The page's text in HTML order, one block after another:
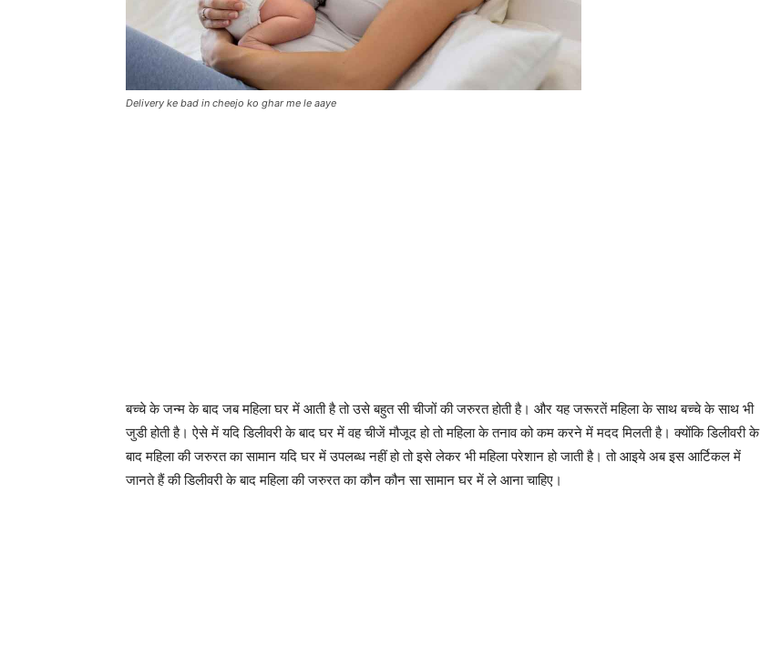
Delivery ke bad in cheejo ko ghar me le aaye
बच्चे के जन्म के बाद जब महिला घर में आती है तो उसे बहुत सी चीजों की जरुरत होती है। और यह जरूरतें महिला के साथ बच्चे के साथ भी
जुडी होती है। ऐसे में यदि डिलीवरी के बाद घर में वह चीजें मौजूद हो तो महिला के तनाव को कम करने में मदद मिलती है। क्योंकि डिलीवरी के
बाद महिला की जरुरत का सामान यदि घर में उपलब्ध नहीं हो तो इसे लेकर भी महिला परेशान हो जाती है। तो आइये अब इस आर्टिकल में
जानते हैं की डिलीवरी के बाद महिला की जरुरत का कौन कौन सा सामान घर में ले आना चाहिए।